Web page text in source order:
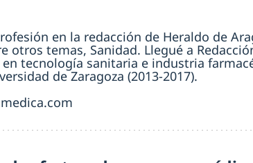
en la redacción de Heraldo de
otros temas, Sanidad. Llegué a
tecnología sanitaria e industria
de Zaragoza (2013-2017).